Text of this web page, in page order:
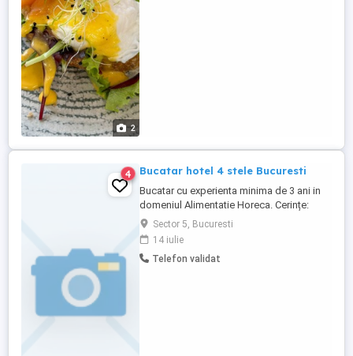
2
4 Bucatar hotel 4 stele Bucuresti
Bucatar cu experienta minima de 3 ani in
domeniul Alimentatie Horeca. Cerințe:
Pregatire preliminara gatit, receptia si
distributia marfurilor, respectiv a
produselor, alimentelor si a altora
asemenea, intretinerea bucatariei si a
Sector 5, Bucuresti
14 iulie
Telefon validat